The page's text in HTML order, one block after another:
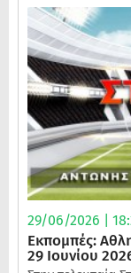
29/06/2026 |
Εκπομπές:
29 Ιουνίου